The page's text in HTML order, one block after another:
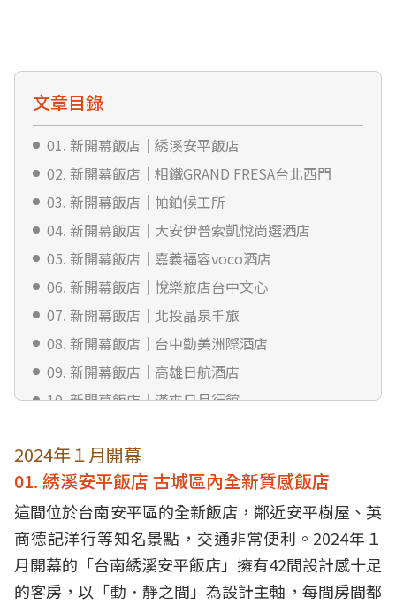
文章目錄
01. 新開幕飯店｜綉溪安平飯店
02. 新開幕飯店｜相鐵GRAND FRESA台北西門
03. 新開幕飯店｜帕鉑候工所
04. 新開幕飯店｜大安伊普索凱悅尚選酒店
05. 新開幕飯店｜嘉義福容voco酒店
06. 新開幕飯店｜悅樂旅店台中文心
07. 新開幕飯店｜北投晶泉丰旅
08. 新開幕飯店｜台中勤美洲際酒店
09. 新開幕飯店｜高雄日航酒店
10. 新開幕飯店｜漢來日月行館
2024年１月開幕
01. 綉溪安平飯店 古城區內全新質感飯店
這間位於台南安平區的全新飯店，鄰近安平樹屋、英
商德記洋行等知名景點，交通非常便利。2024年１
月開幕的「台南綉溪安平飯店」擁有42間設計感十足
的客房，以「動．靜之間」為設計主軸，每間房間都